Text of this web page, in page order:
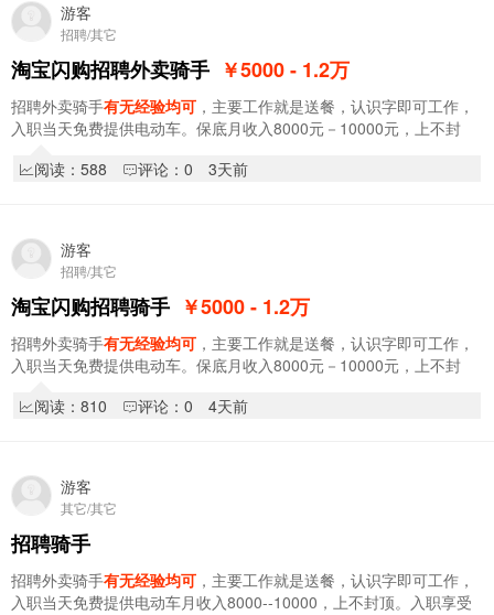
游客
招聘/其它
淘宝闪购招聘外卖骑手 ￥5000 - 1.2万
招聘外卖骑手有无经验均可 ，主要工作就是送餐，认识字即可工作，
入职当天免费提供电动车。保底月收入8000元－10000元，上不封
阅读：588
评论：0 3天前
游客
招聘/其它
淘宝闪购招聘骑手 ￥5000 - 1.2万
招聘外卖骑手有无经验均可 ，主要工作就是送餐，认识字即可工作，
入职当天免费提供电动车。保底月收入8000元－10000元，上不封
阅读：810
评论：0 4天前
游客
其它/其它
招聘骑手
招聘外卖骑手有无经验均可 ，主要工作就是送餐，认识字即可工作，
入职当天免费提供电动车月收入8000--10000，上不封顶。入职享受